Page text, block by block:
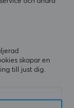
skapar en
till just dig.